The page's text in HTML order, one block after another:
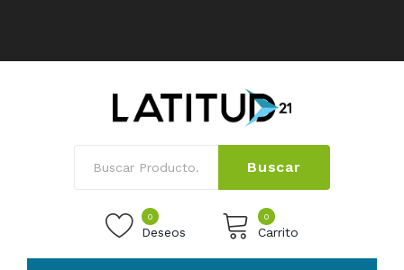
Buscar
0
Deseos
0
Carrito